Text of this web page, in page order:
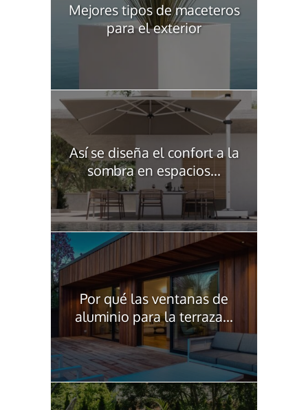
Mejores tipos de maceteros
para el exterior
Así se diseña el confort a la
sombra en espacios...
Por qué las ventanas de
aluminio para la terraza...